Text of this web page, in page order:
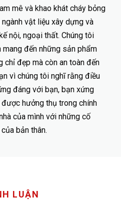
mê và khao khát cháy bỏng
vật liệu xây dựng và
nội, ngoại thất. Chúng tôi
mang đến những sản phẩm
chỉ đẹp mà còn an toàn đến
vì chúng tôi nghĩ rằng điều
đáng với bạn, bạn xứng
hưởng thụ trong chính
của mình với những cố
bản thân.
LUẬN